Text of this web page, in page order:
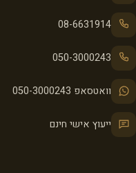
08-6631914
050-3000243
וואטסאפ 050-3000243
ייעוץ אישי חינם